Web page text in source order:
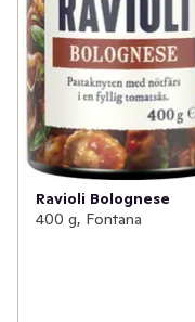
Ravioli Bolognese
400 g, Fontana